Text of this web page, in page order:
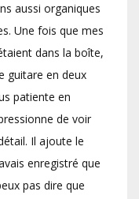
aussi organiques
Une fois que mes
dans la boîte,
guitare en deux
patiente en
de voir
Il ajoute le
enregistré que
pas dire que